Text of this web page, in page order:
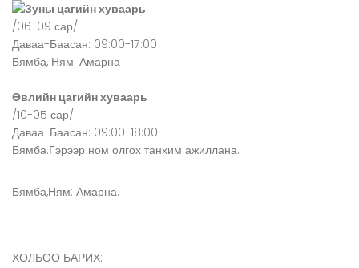
Зуны цагийн хуваарь
/06-09 сар/
Даваа-Баасан: 09:00-17:00
Бямба, Ням: Амарна
Өвлийн цагийн хуваарь
/10-05 сар/
Даваа-Баасан: 09:00-18:00.
Бямба:Гэрээр ном олгох танхим ажиллана.
Бямба,Ням: Амарна.
ХОЛБОО БАРИХ: